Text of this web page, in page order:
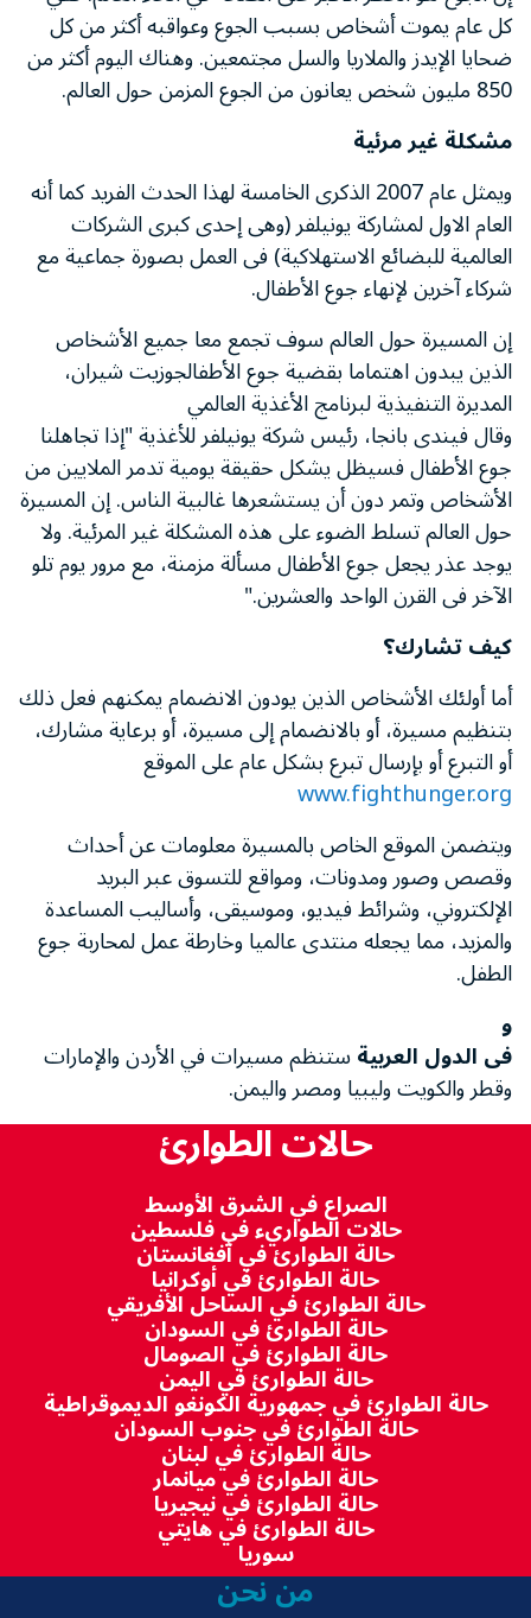
كل عام يموت أشخاص بسبب الجوع وعواقبه أكثر من كل
ضحايا الإيدز والملاريا والسل مجتمعين. وهناك اليوم أكثر من
850 مليون شخص يعانون من الجوع المزمن حول العالم.
مشكلة غير مرئية
ويمثل عام 2007 الذكرى الخامسة لهذا الحدث الفريد كما أنه
العام الاول لمشاركة يونيلفر (وهى إحدى كبرى الشركات
العالمية للبضائع الاستهلاكية) فى العمل بصورة جماعية مع
شركاء آخرين لإنهاء جوع الأطفال.
إن المسيرة حول العالم سوف تجمع معا جميع الأشخاص
الذين يبدون اهتماما بقضية جوع الأطفالجوزيت شيران،
المديرة التنفيذية لبرنامج الأغذية العالمي
وقال فيندى بانجا، رئيس شركة يونيلفر للأغذية "إذا تجاهلنا
جوع الأطفال فسيظل يشكل حقيقة يومية تدمر الملايين من
الأشخاص وتمر دون أن يستشعرها غالبية الناس. إن المسيرة
حول العالم تسلط الضوء على هذه المشكلة غير المرئية. ولا
يوجد عذر يجعل جوع الأطفال مسألة مزمنة، مع مرور يوم تلو
الآخر فى القرن الواحد والعشرين."
كيف تشارك؟
أما أولئك الأشخاص الذين يودون الانضمام يمكنهم فعل ذلك
بتنظيم مسيرة، أو بالانضمام إلى مسيرة، أو برعاية مشارك،
أو التبرع أو بإرسال تبرع بشكل عام على الموقع
www.fighthunger.org
ويتضمن الموقع الخاص بالمسيرة معلومات عن أحداث
وقصص وصور ومدونات، ومواقع للتسوق عبر البريد
الإلكتروني، وشرائط فيديو، وموسيقى، وأساليب المساعدة
والمزيد، مما يجعله منتدى عالميا وخارطة عمل لمحاربة جوع
الطفل.
و
فى الدول العربيةستنظم مسيرات في الأردن والإمارات
وقطر والكويت وليبيا ومصر واليمن.
حالات الطوارئ
الصراع في الشرق الأوسط
حالات الطواريء في فلسطين
حالة الطوارئ في أفغانستان
حالة الطوارئ في أوكرانيا
حالة الطوارئ في الساحل الأفريقي
حالة الطوارئ في السودان
حالة الطوارئ في الصومال
حالة الطوارئ في اليمن
حالة الطوارئ في جمهورية الكونغو الديموقراطية
حالة الطوارئ في جنوب السودان
حالة الطوارئ في لبنان
حالة الطوارئ في ميانمار
حالة الطوارئ في نيجيريا
حالة الطوارئ في هايتي
سوريا
من نحن